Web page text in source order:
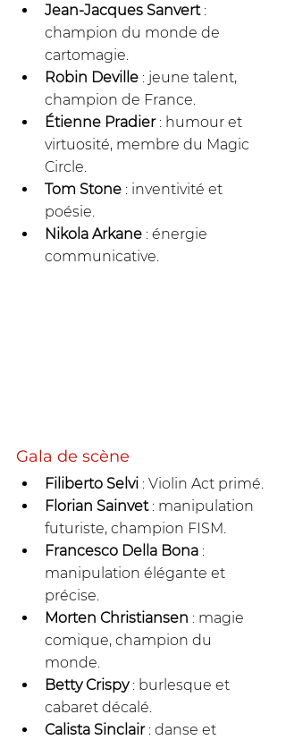
Jean-Jacques Sanvert :
champion du monde de
cartomagie.
Robin Deville : jeune talent,
champion de France.
Étienne Pradier : humour et
virtuosité, membre du Magic
Circle.
Tom Stone : inventivité et
poésie.
Nikola Arkane : énergie
communicative.
Gala de scène
Filiberto Selvi : Violin Act primé.
Florian Sainvet : manipulation
futuriste, champion FISM.
Francesco Della Bona :
manipulation élégante et
précise.
Morten Christiansen : magie
comique, champion du
monde.
Betty Crispy : burlesque et
cabaret décalé.
Calista Sinclair : danse et